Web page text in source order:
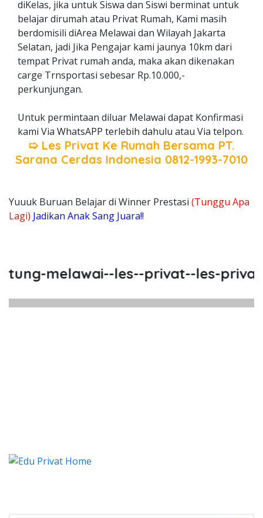
diKelas, jika untuk Siswa dan Siswi berminat untuk
belajar dirumah atau Privat Rumah, Kami masih
berdomisili diArea Melawai dan Wilayah Jakarta
Selatan, jadi Jika Pengajar kami jaunya 10km dari
tempat Privat rumah anda, maka akan dikenakan
carge Trnsportasi sebesar Rp.10.000,-
perkunjungan.
Untuk permintaan diluar Melawai dapat Konfirmasi
kami Via WhatsAPP terlebih dahulu atau Via telpon.
➯ Les Privat Ke Rumah Bersama PT.
Sarana Cerdas Indonesia 0812-1993-7010
Yuuuk Buruan Belajar di Winner Prestasi (Tunggu Apa
Lagi) Jadikan Anak Sang Juara!!
melawai--les--privat--les-privat-